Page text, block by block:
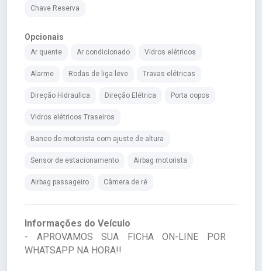
Chave Reserva
Opcionais
Ar quente Ar condicionado Vidros elétricos
Alarme Rodas de liga leve Travas elétricas
Direção Hidraulica Direção Elétrica Porta copos
Vidros elétricos Traseiros
Banco do motorista com ajuste de altura
Sensor de estacionamento Airbag motorista
Airbag passageiro Câmera de ré
Informações do Veículo
- APROVAMOS SUA FICHA ON-LINE POR
WHATSAPP NA HORA!!